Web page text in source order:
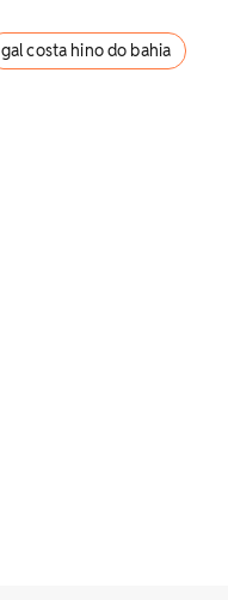
gal costa hino do bahia